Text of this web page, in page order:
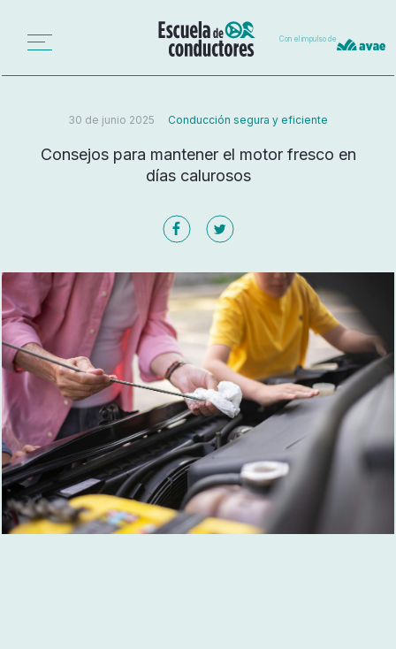
Con el impulso de
30 de junio 2025 Conducción segura y eficiente
Consejos para mantener el motor fresco en
días calurosos